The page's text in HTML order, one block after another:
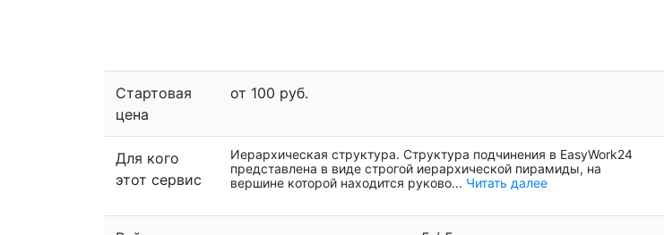
Стартовая
цена
от 100 руб.
Для кого
этот сервис
Иерархическая структура. Структура подчинения в EasyWork24
представлена в виде строгой иерархической пирамиды, на
вершине которой находится руково... Читать далее